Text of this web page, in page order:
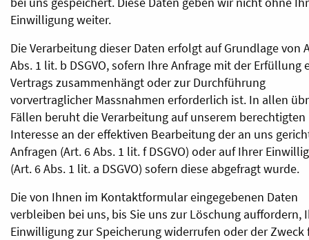
Einwilligung weiter.
Die Verarbeitung dieser Daten erfolgt auf Grundlage von
Abs. 1 lit. b DSGVO, sofern Ihre Anfrage mit der Erfüllung
Vertrags zusammenhängt oder zur Durchführung
vorvertraglicher Massnahmen erforderlich ist. In allen
Fällen beruht die Verarbeitung auf unserem berechtigten
Interesse an der effektiven Bearbeitung der an uns
Anfragen (Art. 6 Abs. 1 lit. f DSGVO) oder auf Ihrer
(Art. 6 Abs. 1 lit. a DSGVO) sofern diese abgefragt wurde.
Die von Ihnen im Kontaktformular eingegebenen Daten
verbleiben bei uns, bis Sie uns zur Löschung auffordern,
Einwilligung zur Speicherung widerrufen oder der Zweck